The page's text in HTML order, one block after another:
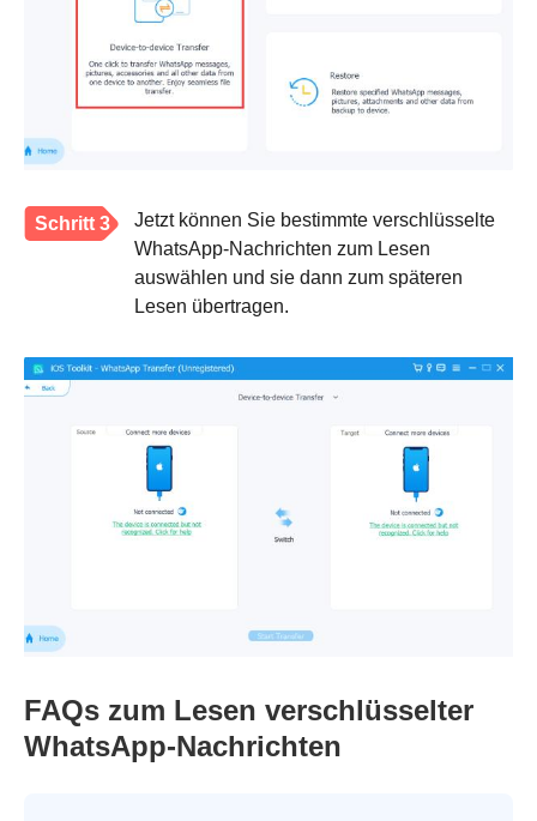
Schritt 3
Jetzt können Sie bestimmte verschlüsselte
WhatsApp-Nachrichten zum Lesen
auswählen und sie dann zum späteren
Lesen übertragen.
FAQs zum Lesen verschlüsselter
WhatsApp-Nachrichten